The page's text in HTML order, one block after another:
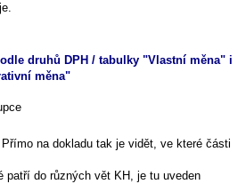
druhů DPH / tabulky "Vlastní měna" i
měna"
na dokladu tak je vidět, ve které části
patří do různých vět KH, je tu uveden